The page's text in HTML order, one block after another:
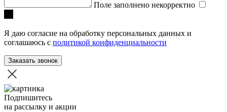
Поле заполнено некорректно
Я даю согласие на обработку персональных данных и
соглашаюсь с политикой конфиденциальности
Заказать звонок
Подпишитесь
на рассылку и акции